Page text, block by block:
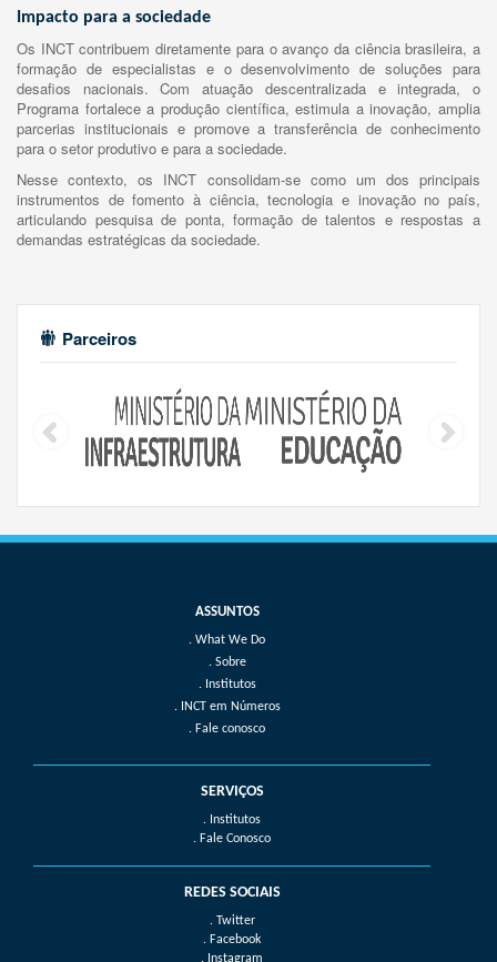
Impacto para a sociedade
Os INCT contribuem diretamente para o avanço da ciência brasileira, a
formação de especialistas e o desenvolvimento de soluções para
desafios nacionais. Com atuação descentralizada e integrada, o
Programa fortalece a produção científica, estimula a inovação, amplia
parcerias institucionais e promove a transferência de conhecimento
para o setor produtivo e para a sociedade.
Nesse contexto, os INCT consolidam-se como um dos principais
instrumentos de fomento à ciência, tecnologia e inovação no país,
articulando pesquisa de ponta, formação de talentos e respostas a
demandas estratégicas da sociedade.
Parceiros
What We Do
Sobre
Institutos
INCT em Números
Fale conosco
SERVIÇOS
. Institutos
. Fale Conosco
REDES SOCIAIS
. Twitter
. Facebook
. Instagram